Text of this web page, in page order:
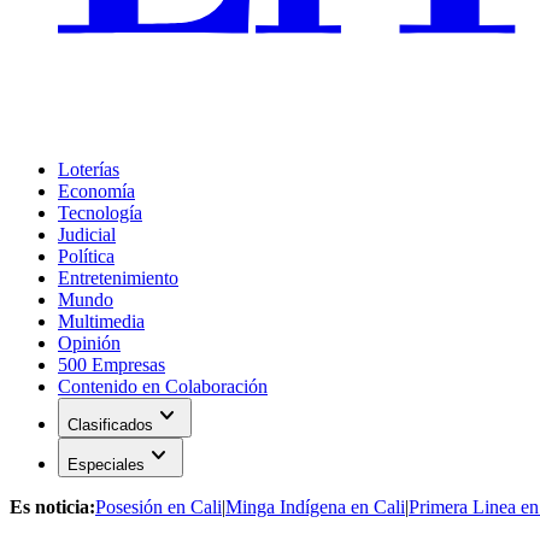
Loterías
Economía
Tecnología
Judicial
Política
Entretenimiento
Mundo
Multimedia
Opinión
500 Empresas
Contenido en Colaboración
Clasificados expand_more
Especiales expand_more
Es noticia:Posesión en Cali|Minga Indígena en Cali|Primera Linea